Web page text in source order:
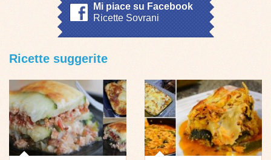
Mi piace su Facebook
Ricette Sovrani
Ricette suggerite